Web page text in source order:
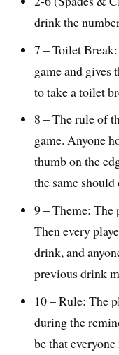
drink the
7 – Toilet
game and gives
to take a toilet
8 – The rule of
game. Anyone
thumb on the
the same
9 – Theme: The
Then every
drink, and
previous drink
10 – Rule: The
during the
be that